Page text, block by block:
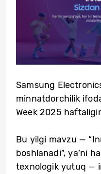
Samsung
minnatdorchilik
Week 2025
Bu yilgi mavzu —
boshlanadi”, ya’ni
texnologik yutuq —